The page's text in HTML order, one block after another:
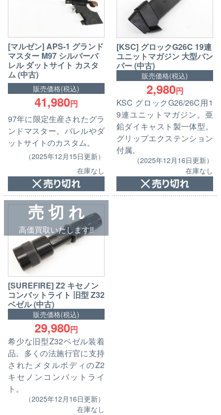
[マルゼン] APS-1 グランド
マスター M97 シルバーバ
レル ダットサイト カスタ
ム (中古)
販売価格(税込)
41,980円
97年に限定生産されたグラ
ンドマスター。バレルやダ
ットサイトのカスタム。
（2025年12月15日更新）
在庫なし
[KSC] グロックG26C 19連
ユニットマガジン 大型バン
パー (中古)
販売価格(税込)
2,980円
KSC グロックG26/26C用1
9連ユニットマガジン。亜
鉛ダイキャスト製一体型。
グリップエクステンション
付属。
（2025年12月16日更新）
在庫なし
売 切 れ
高価買取いたします!!
[SUREFIRE] Z2 キセノン
コンバットライト 旧型 Z32
ベゼル (中古)
販売価格(税込)
29,980円
希少な旧型Z32ベゼル装着
品。多くの法施行官に支持
されたメタルボディのZ2
キセノンコンバットライ
ト。
（2025年12月16日更新）
在庫なし